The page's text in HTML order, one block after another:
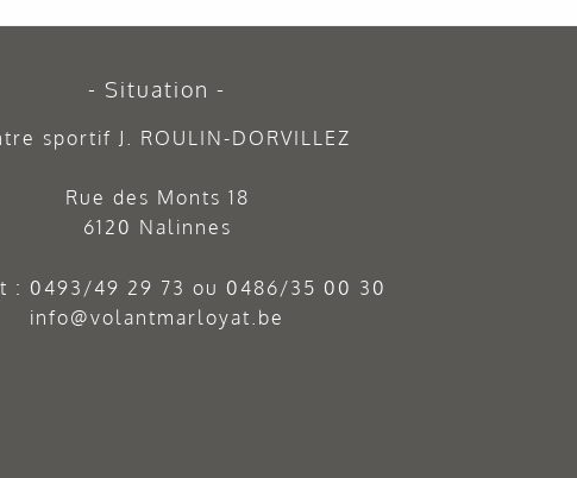
Situation
sportif J. ROULIN-DORVILLEZ
Rue des Monts 18
6120 Nalinnes
: 0493/49 29 73 ou 0486/35 00 30
info@volantmarloyat.be